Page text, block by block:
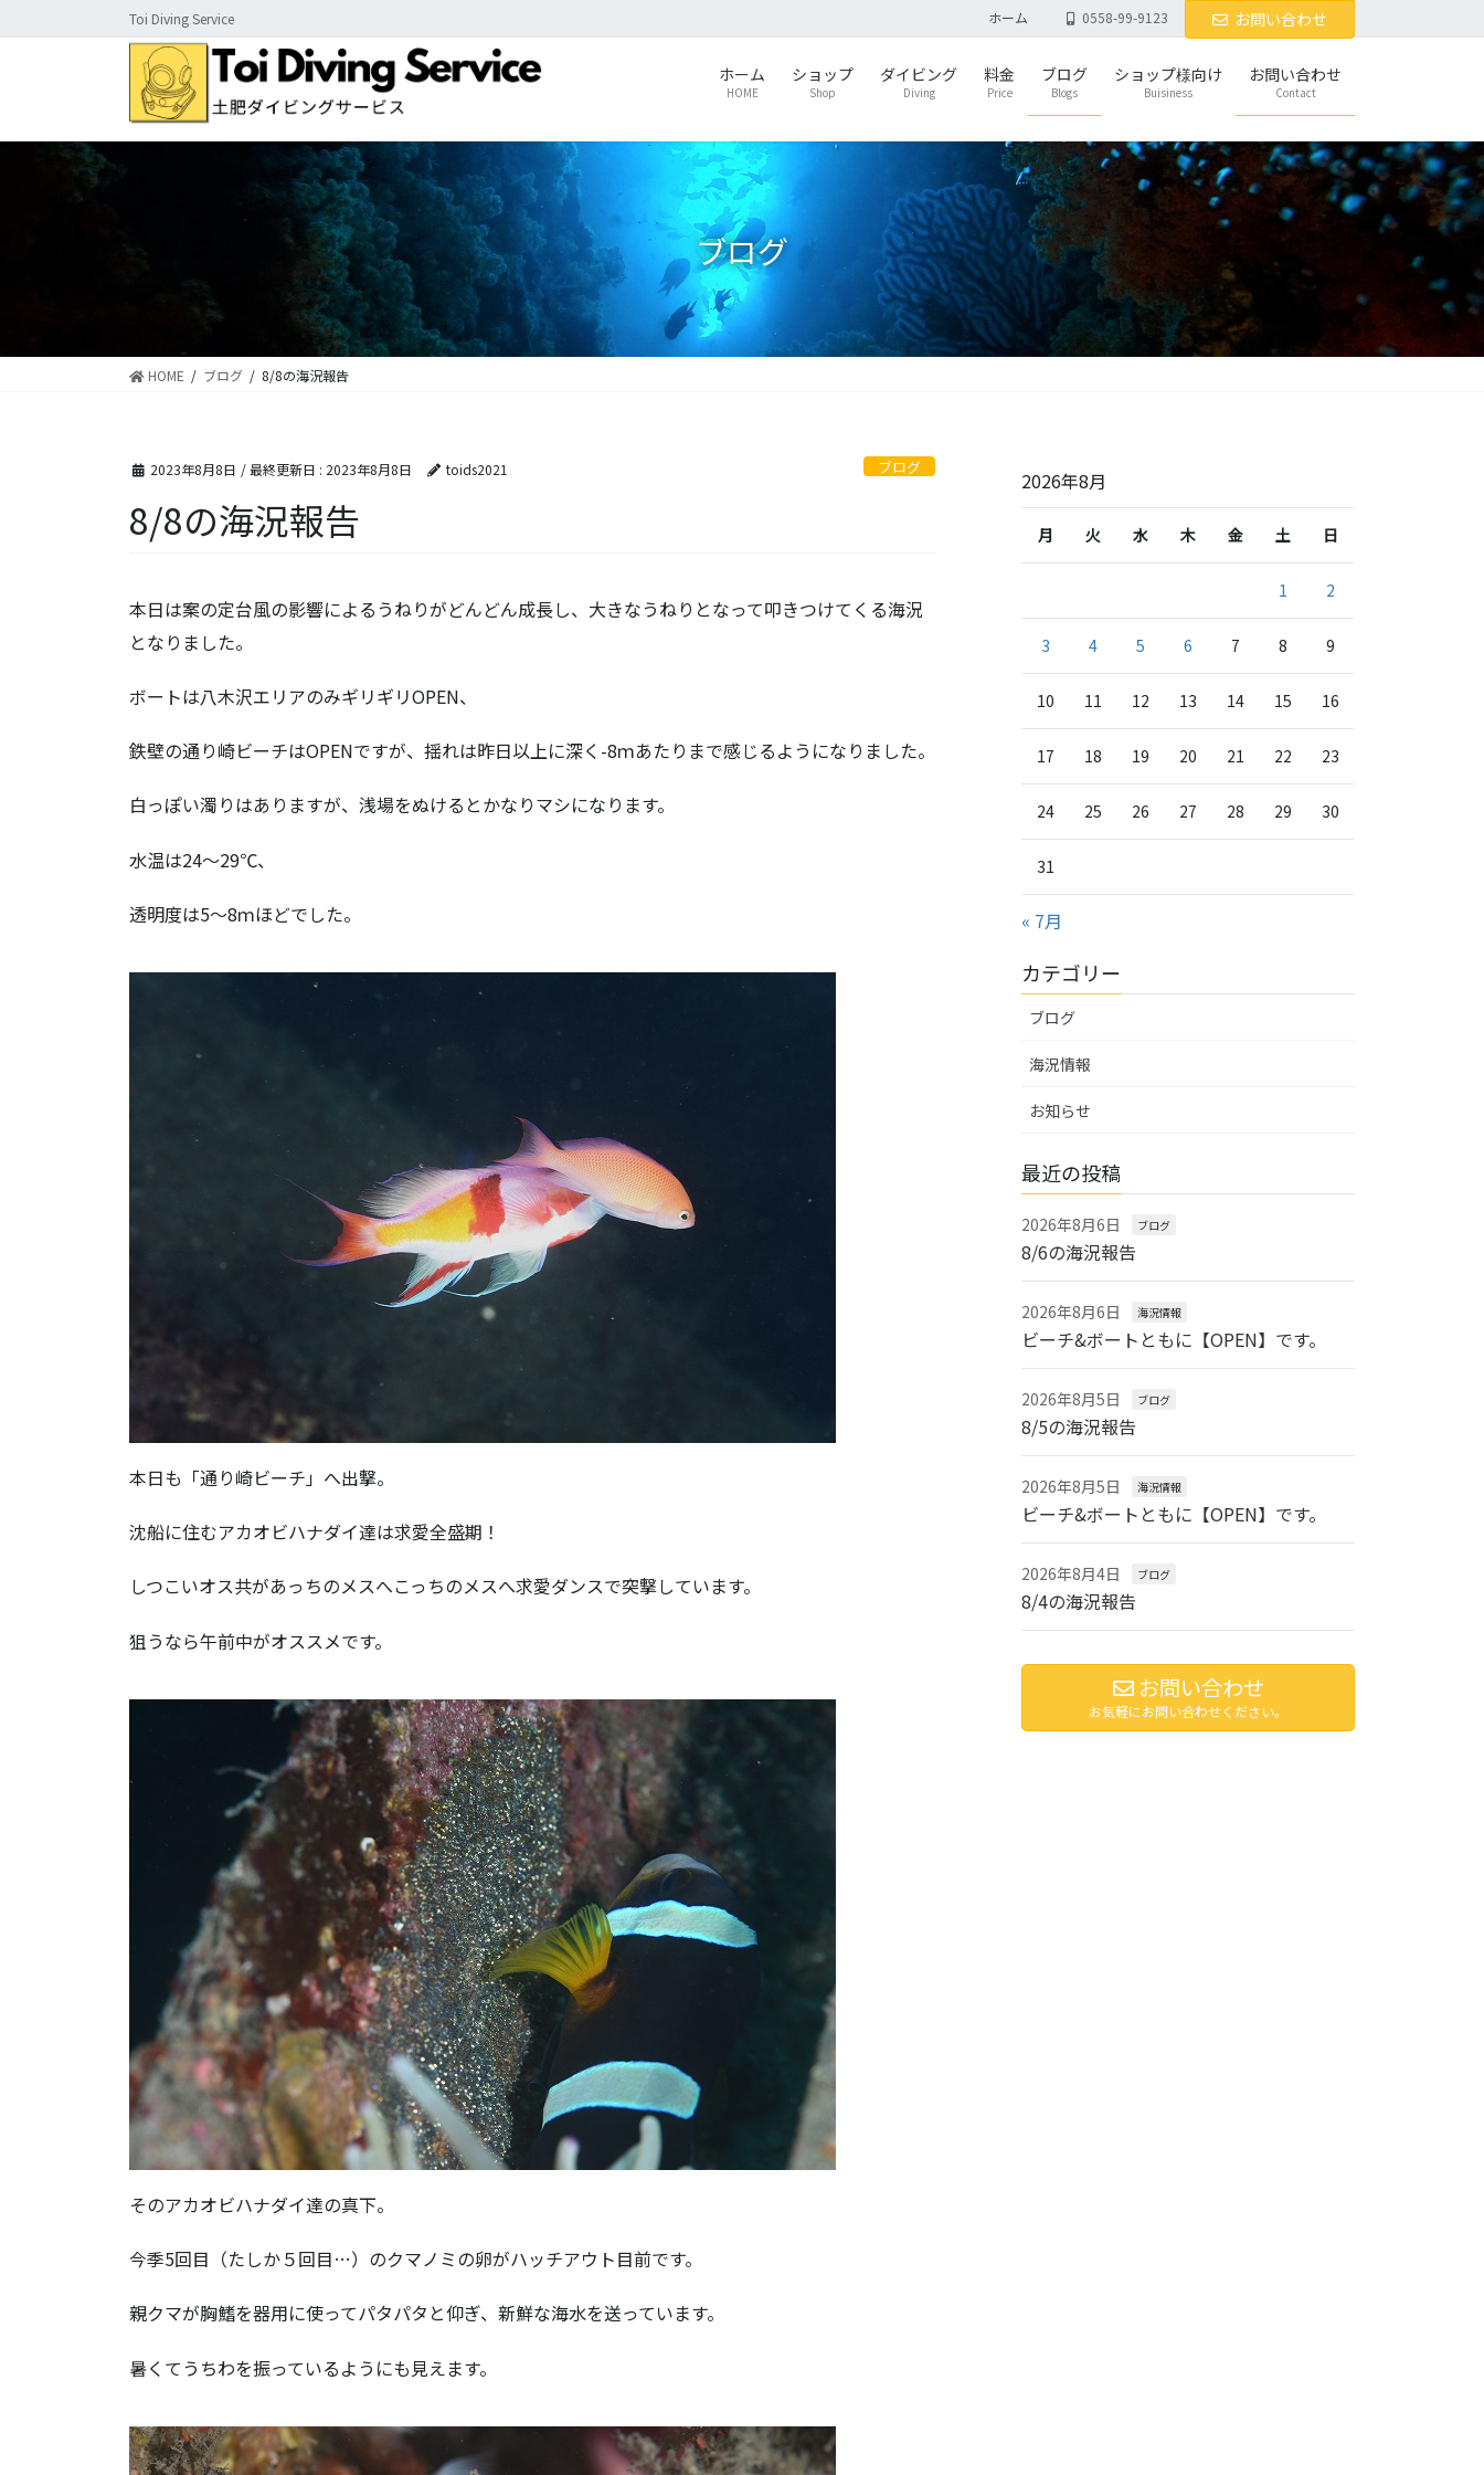
ン
に
ビ
ョ
Toi Diving Service ホーム 0558-99-9123 お問い合わせ
ホーム
HOME
ショップ
Shop
ダイビング
Diving
料金
Price
ブログ
Blogs
ショップ様向け
Buisiness
お問い合わせ
Contact
ブログ
HOME ブログ 8/8の海況報告
2023年8月8日 / 最終更新日 : 2023年8月8日 toids2021 ブログ
8/8の海況報告
本日は案の定台風の影響によるうねりがどんどん成長し、大きなうねりとなって叩きつけてくる海況
となりました。
ボートは八木沢エリアのみギリギリOPEN、
鉄壁の通り崎ビーチはOPENですが、揺れは昨日以上に深く-8ｍあたりまで感じるようになりました。
白っぽい濁りはありますが、浅場をぬけるとかなりマシになります。
水温は24～29℃、
透明度は5～8ｍほどでした。
本日も「通り崎ビーチ」へ出撃。
沈船に住むアカオビハナダイ達は求愛全盛期！
しつこいオス共があっちのメスへこっちのメスへ求愛ダンスで突撃しています。
狙うなら午前中がオススメです。
そのアカオビハナダイ達の真下。
今季5回目（たしか５回目…）のクマノミの卵がハッチアウト目前です。
親クマが胸鰭を器用に使ってパタパタと仰ぎ、新鮮な海水を送っています。
暑くてうちわを振っているようにも見えます。
2026年8月
月 火 水 木 金 土 日
1 2
3 4 5 6 7 8 9
10 11 12 13 14 15 16
17 18 19 20 21 22 23
24 25 26 27 28 29 30
31
« 7月
カテゴリー
ブログ
海況情報
お知らせ
最近の投稿
2026年8月6日 ブログ
8/6の海況報告
2026年8月6日 海況情報
ビーチ&ボートともに【OPEN】です。
2026年8月5日 ブログ
8/5の海況報告
2026年8月5日 海況情報
ビーチ&ボートともに【OPEN】です。
2026年8月4日 ブログ
8/4の海況報告
お問い合わせ
お気軽にお問い合わせください。